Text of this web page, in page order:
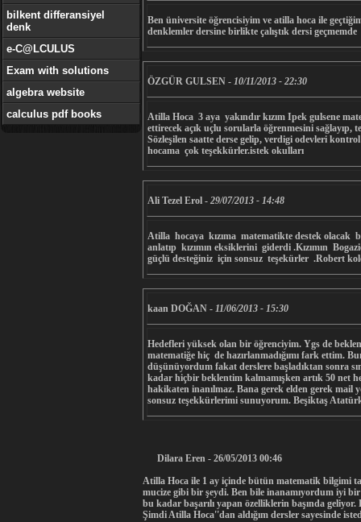
bilkent differansiyel
denk
e-C@LCULUS
Exam with solutions
algebra website
calculus pdf books
Ben üniversite öğrencisiyim ve atilla hoca ile
denklemler dersine birlikte çalıştık dersi
ÖZGÜR GULSEN - 10/11/2013 - 22:30
Atilla Hoca 3 aya yakındır kızım Ipek gulsene
ettirecek açık uçlu sorularla öğrenmesini sağlayıp,
Sözleşilen saatte derse gelip, verdigi odevleri
hocama çok teşekkürler.istek okulları
Ali Tezel Erol - 29/07/2013 - 14:48
Atilla hocaya kızıma matematikte destek olacak
anlatıp kızımın eksiklerini giderdi .Kızımın
güçlü desteğiniz için sonsuz teşekürler .Robert
kaan DOĞAN - 11/06/2013 - 15:30
Hedefleri yüksek olan bir öğrenciyim. Ygs de
matematiğe hiç de hazırlanmadığımı fark ettim.
düşünüyordum fakat derslere başladıktan sonra
kadar hiçbir beklentim kalmamışken artık 50 net
hakikaten inanılmaz. Bana gerek elden gerek mail
sonsuz teşekkürlerimi sunuyorum. Beşiktaş
Dilara Eren - 26/05/2013 00:46
Atilla Hoca ile 1 ay içinde bütün matematik bilgimi
mucize gibi bir şeydi. Ben bile inanamıyordum iyi bir
bu kadar başarılı yapan özelliklerin başında
Şimdi Atilla Hoca''dan aldığım dersler sayesinde